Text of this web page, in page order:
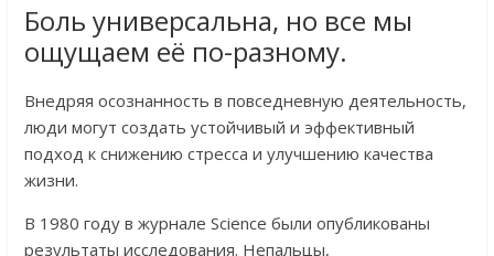
Боль универсальна, но все мы
ощущаем её по-разному.
Внедряя осознанность в повседневную деятельность,
люди могут создать устойчивый и эффективный
подход к снижению стресса и улучшению качества
жизни.
В 1980 году в журнале Science были опубликованы
результаты исследования. Непальцы,